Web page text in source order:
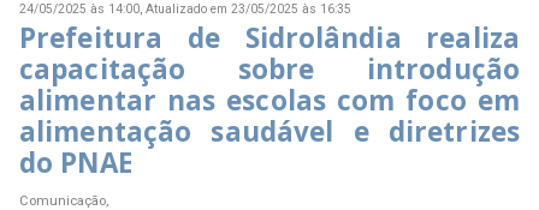
24/05/2025 às 14:00, Atualizado em 23/05/2025 às 16:35
Prefeitura de Sidrolândia realiza
capacitação sobre introdução
alimentar nas escolas com foco em
alimentação saudável e diretrizes
do PNAE
Comunicação,